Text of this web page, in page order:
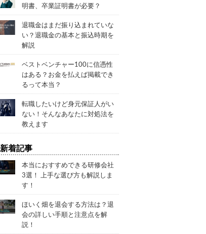
明書、卒業証明書が必要？
退職金はまだ振り込まれていな
い？退職金の基本と振込時期を
解説
ベストベンチャー100に信憑性
はある？お金を払えば掲載でき
るって本当？
転職したいけど身元保証人がい
ない！そんなあなたに対処法を
教えます
新着記事
本当におすすめできる研修会社
3選！ 上手な選び方も解説しま
す！
ほいく畑を退会する方法は？退
会の詳しい手順と注意点を解
説！